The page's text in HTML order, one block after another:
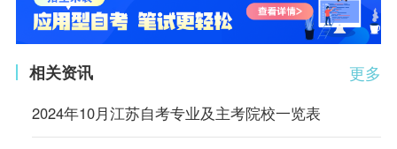
更多
相关资讯
2024年10月江苏自考专业及主考院校一览表